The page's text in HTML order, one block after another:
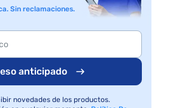
Sin reclamaciones.
anticipado
novedades de los productos.